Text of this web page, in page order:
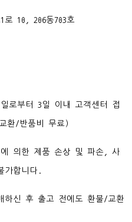
로 10, 206동703호
로부터 3일 이내 고객센터 접
환/반품비 무료)
의한 제품 손상 및 파손, 사
가합니다.
하신 후 출고 전에도 환불/교환